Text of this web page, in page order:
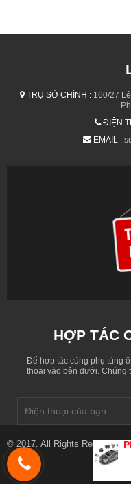
TRỤ SỞ CHÍNH :160/27 Lê
ĐIỆN
EMAIL :
HỢP TÁC
Để hợp tác cùng phụ tùng
thoại vào bên dưới. Chúng
© 2017. All Rights Reserved.